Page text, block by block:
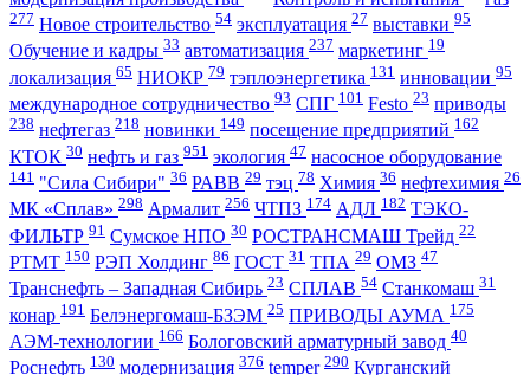
277 Новое строительство 54 эксплуатация 27 выставки 95
Обучение и кадры 33 автоматизация 237 маркетинг 19
локализация 65 НИОКР 79 тэплоэнергетика 131 инновации 95
международное сотрудничество 93 СПГ 101 Festo 23 приводы
238 нефтегаз 218 новинки 149 посещение предприятий 162
КТОК 30 нефть и газ 951 экология 47 насосное оборудование
141 "Сила Сибири" 36 РАВВ 29 тэц 78 Химия 36 нефтехимия 26
МК «Сплав» 298 Армалит 256 ЧТПЗ 174 АДЛ 182 ТЭКО-
ФИЛЬТР 91 Сумское НПО 30 РОСТРАНСМАШ Трейд 22
РТМТ 150 РЭП Холдинг 86 ГОСТ 31 ТПА 29 ОМЗ 47
Транснефть – Западная Сибирь 23 СПЛАВ 54 Станкомаш 31
конар 191 Белэнергомаш-БЗЭМ 25 ПРИВОДЫ АУМА 175
АЭМ-технологии 166 Бологовский арматурный завод 40
Роснефть 130 модернизация 376 temper 290 Курганский